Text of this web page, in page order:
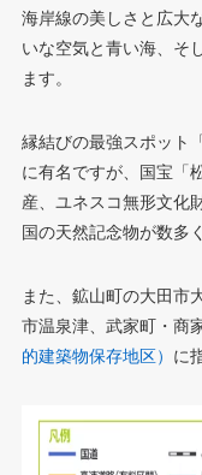
海岸線の美しさと広大
いな空気と青い海、そ
ます。
縁結びの最強スポット
に有名ですが、国宝「
産、ユネスコ無形文化
国の天然記念物が数多
また、鉱山町の大田市
市温泉津、武家町・商
的建築物保存地区） に